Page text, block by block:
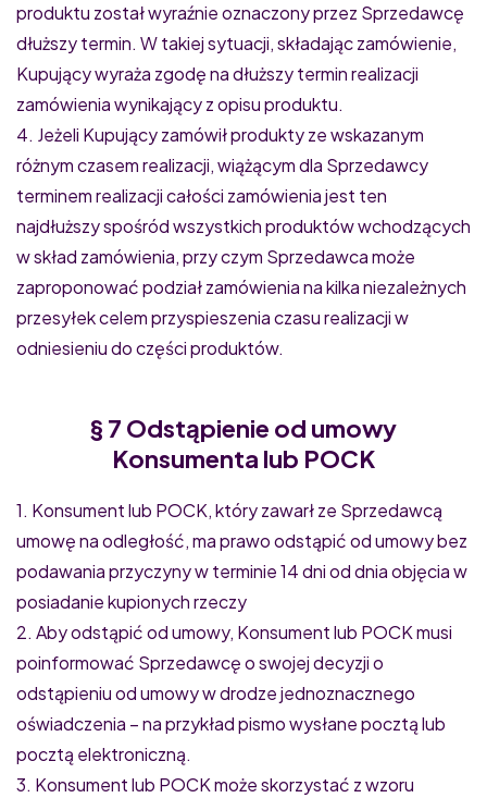
produktu został wyraźnie oznaczony przez Sprzedawcę
dłuższy termin. W takiej sytuacji, składając zamówienie,
Kupujący wyraża zgodę na dłuższy termin realizacji
zamówienia wynikający z opisu produktu.
4. Jeżeli Kupujący zamówił produkty ze wskazanym
różnym czasem realizacji, wiążącym dla Sprzedawcy
terminem realizacji całości zamówienia jest ten
najdłuższy spośród wszystkich produktów wchodzących
w skład zamówienia, przy czym Sprzedawca może
zaproponować podział zamówienia na kilka niezależnych
przesyłek celem przyspieszenia czasu realizacji w
odniesieniu do części produktów.
§ 7 Odstąpienie od umowy
Konsumenta lub POCK
1. Konsument lub POCK, który zawarł ze Sprzedawcą
umowę na odległość, ma prawo odstąpić od umowy bez
podawania przyczyny w terminie 14 dni od dnia objęcia w
posiadanie kupionych rzeczy
2. Aby odstąpić od umowy, Konsument lub POCK musi
poinformować Sprzedawcę o swojej decyzji o
odstąpieniu od umowy w drodze jednoznacznego
oświadczenia – na przykład pismo wysłane pocztą lub
pocztą elektroniczną.
3. Konsument lub POCK może skorzystać z wzoru